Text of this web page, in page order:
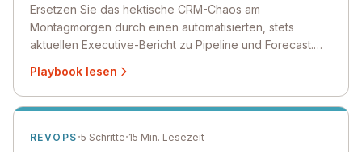
Ersetzen Sie das hektische CRM-Chaos am
Montagmorgen durch einen automatisierten, stets
aktuellen Executive-Bericht zu Pipeline und Forecast.
anschließend jede Woche pünktlich aus.
Playbook lesen
REVOPS ·5 Schritte·15 Min. Lesezeit